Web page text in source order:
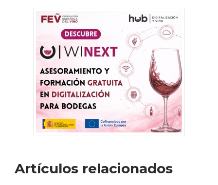
Artículos relacionados